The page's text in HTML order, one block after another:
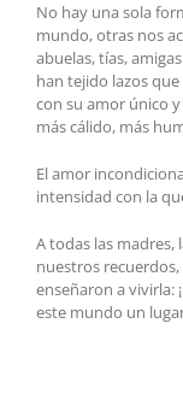
No hay una sola
mundo, otras nos
abuelas, tías,
han tejido lazos que
con su amor único
más cálido, más
El amor
intensidad con la
A todas las madres,
nuestros
enseñaron a vivirla:
este mundo un